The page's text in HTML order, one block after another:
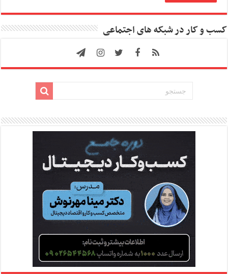
کسب و کار در شبکه های اجتماعی